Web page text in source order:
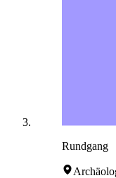
Rundgang